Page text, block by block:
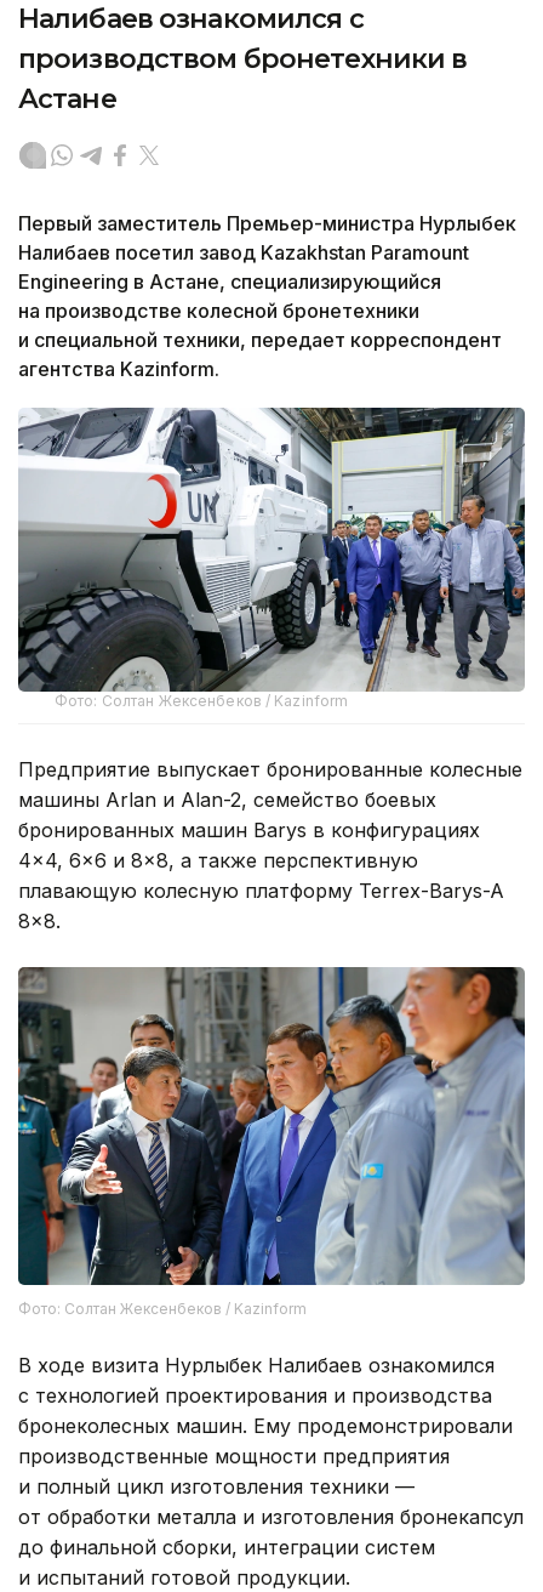
Налибаев ознакомился с
производством бронетехники в
Астане
Первый заместитель Премьер-министра Нурлыбек
Налибаев посетил завод Kazakhstan Paramount
Engineering в Астане, специализирующийся
на производстве колесной бронетехники
и специальной техники, передает корреспондент
агентства Kazinform.
Фото: Солтан Жексенбеков / Kazinform
Предприятие выпускает бронированные колесные
машины Arlan и Alan-2, семейство боевых
бронированных машин Barys в конфигурациях
4×4, 6×6 и 8×8, а также перспективную
плавающую колесную платформу Terrex-Barys-A
8×8.
Фото: Солтан Жексенбеков / Kazinform
В ходе визита Нурлыбек Налибаев ознакомился
с технологией проектирования и производства
бронеколесных машин. Ему продемонстрировали
производственные мощности предприятия
и полный цикл изготовления техники —
от обработки металла и изготовления бронекапсул
до финальной сборки, интеграции систем
и испытаний готовой продукции.